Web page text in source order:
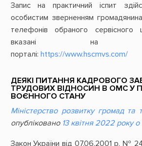
Запис на практичний іспит
особистим зверненням
телефонів обраного
вказані на
порталі: https://www.hscmvs.com/
ДЕЯКІ ПИТАННЯ КАДРОВОГО
ТРУДОВИХ ВІДНОСИН В ОМС У
ВОЄННОГО СТАНУ
Міністерство розвитку громад та
опубліковано 13 квітня 2022 року о
Закон України від 07.06.2001 р. №